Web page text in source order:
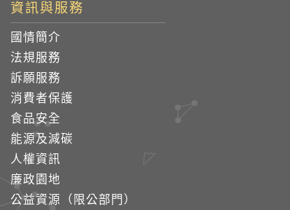
資訊與服務
國情簡介
法規服務
訴願服務
消費者保護
食品安全
能源及減碳
人權資訊
廉政園地
公益資源（限公部門）